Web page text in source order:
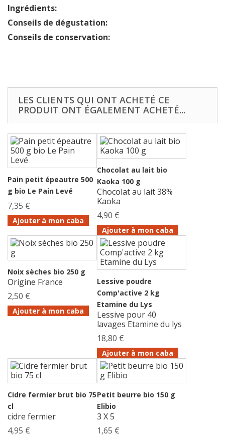
Ingrédients:
Conseils de dégustation:
Conseils de conservation:
LES CLIENTS QUI ONT ACHETÉ CE
PRODUIT ONT ÉGALEMENT ACHETÉ...
Pain petit épeautre 500
g bio Le Pain Levé
7,35 €
Ajouter à mon caba
Chocolat au lait bio
Kaoka 100 g
Chocolat au lait 38%
Kaoka
4,90 €
Ajouter à mon caba
Noix sèches bio 250 g
Origine France
2,50 €
Ajouter à mon caba
Lessive poudre
Comp'active 2 kg
Etamine du Lys
Lessive pour 40
lavages Etamine du lys
18,80 €
Ajouter à mon caba
Cidre fermier brut bio 75
cl
cidre fermier
4,95 €
Petit beurre bio 150 g
Elibio
3 X 5
1,65 €